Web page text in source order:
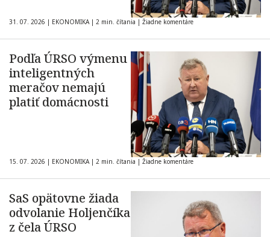
31. 07. 2026 | EKONOMIKA | 2 min. čítania | Žiadne komentáre
Podľa ÚRSO výmenu
inteligentných
meračov nemajú
platiť domácnosti
15. 07. 2026 | EKONOMIKA | 2 min. čítania | Žiadne komentáre
SaS opätovne žiada
odvolanie Holjenčíka
z čela ÚRSO